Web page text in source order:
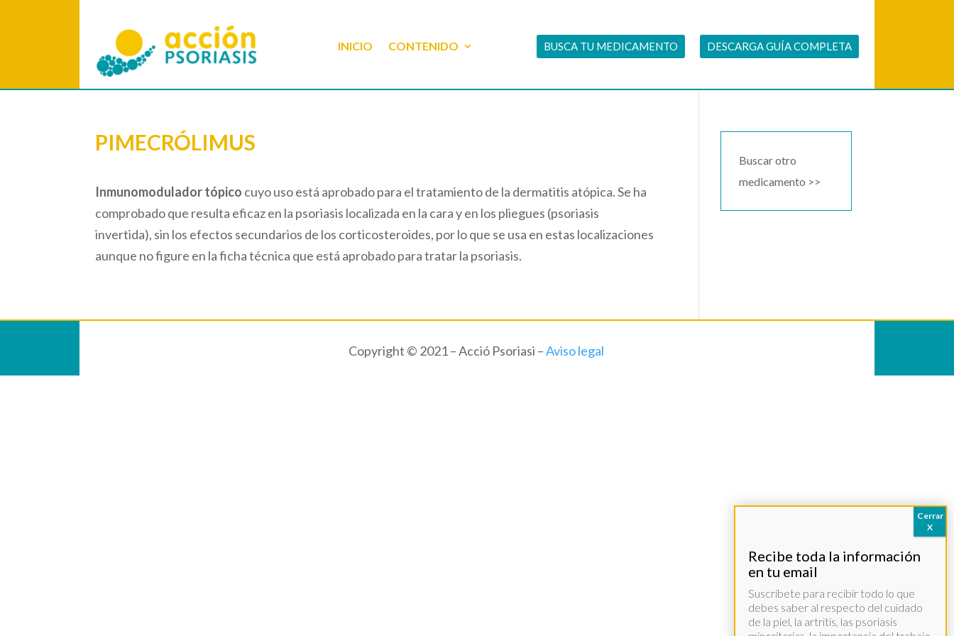
INICIO CONTENIDO BUSCA TU MEDICAMENTO DESCARGA GUÍA COMPLETA
PIMECRÓLIMUS
Inmunomodulador tópico cuyo uso está aprobado para el tratamiento de la dermatitis atópica. Se ha
comprobado que resulta eficaz en la psoriasis localizada en la cara y en los pliegues (psoriasis
invertida), sin los efectos secundarios de los corticosteroides, por lo que se usa en estas localizaciones
aunque no figure en la ficha técnica que está aprobado para tratar la psoriasis.
Buscar otro
medicamento >>
Copyright © 2021 – Acció Psoriasi –Aviso legal
Suscríbete para recibir todo lo que
debes saber al respecto del cuidado
de la piel, la artritis, las psoriasis